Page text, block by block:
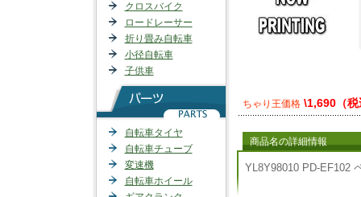
クロスバイク
ロードレーサー
折り畳み自転車
小径自転車
子供車
自転車タイヤ
自転車チューブ
変速機
自転車ホイール
ちゃり王価格 \1,690（税
商品名の詳細情報
YL8Y98010 PD-EF102